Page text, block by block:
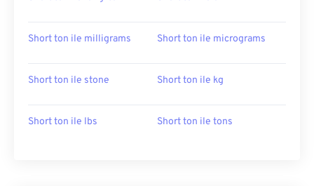
Short ton ile milligrams Short ton ile micrograms
Short ton ile stone Short ton ile kg
Short ton ile lbs Short ton ile tons